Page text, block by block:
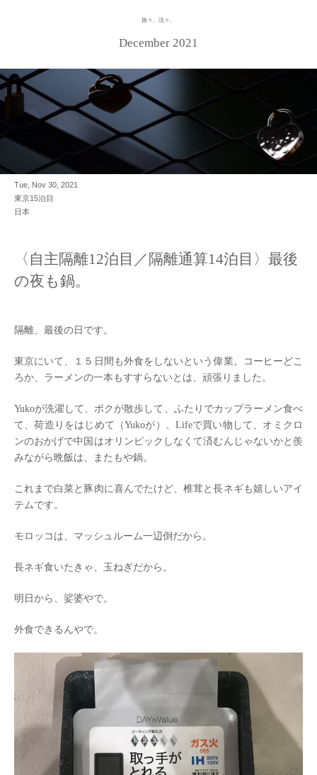
旅々、沈々。
December 2021
Tue, Nov 30, 2021
東京15泊目
日本
〈自主隔離12泊目／隔離通算14泊目〉最後
の夜も鍋。
隔離、最後の日です。
東京にいて、１５日間も外食をしないという偉業。コーヒーどこ
ろか、ラーメンの一本もすすらないとは、頑張りました。
Yukoが洗濯して、ボクが散歩して、ふたりでカップラーメン食べ
て、荷造りをはじめて（Yukoが）、Lifeで買い物して、オミクロ
ンのおかげで中国はオリンピックしなくて済むんじゃないかと羨
みながら晩飯は、またもや鍋。
これまで白菜と豚肉に喜んでたけど、椎茸と長ネギも嬉しいアイ
テムです。
モロッコは、マッシュルーム一辺倒だから。
長ネギ食いたきゃ、玉ねぎだから。
明日から、娑婆やで。
外食できるんやで。